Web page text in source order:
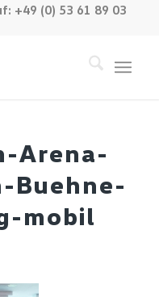
+49 (0) 53 61 89 03
Arena-
Buehne-
mobil